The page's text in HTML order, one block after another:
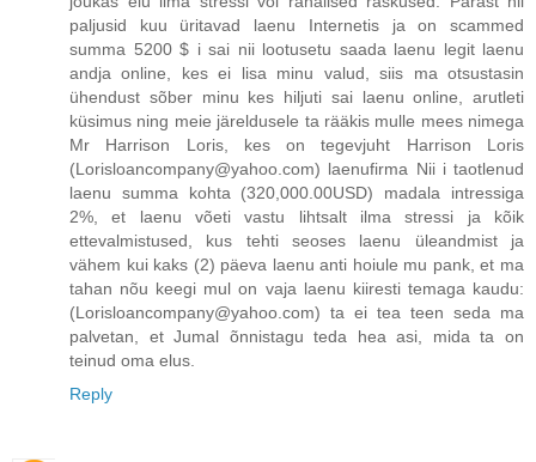
paljusid kuu üritavad laenu Internetis ja on scammed
summa 5200 $ i sai nii lootusetu saada laenu legit laenu
andja online, kes ei lisa minu valud, siis ma otsustasin
ühendust sõber minu kes hiljuti sai laenu online, arutleti
küsimus ning meie järeldusele ta rääkis mulle mees nimega
Mr Harrison Loris, kes on tegevjuht Harrison Loris
(Lorisloancompany@yahoo.com) laenufirma Nii i taotlenud
laenu summa kohta (320,000.00USD) madala intressiga
2%, et laenu võeti vastu lihtsalt ilma stressi ja kõik
ettevalmistused, kus tehti seoses laenu üleandmist ja
vähem kui kaks (2) päeva laenu anti hoiule mu pank, et ma
tahan nõu keegi mul on vaja laenu kiiresti temaga kaudu:
(Lorisloancompany@yahoo.com) ta ei tea teen seda ma
palvetan, et Jumal õnnistagu teda hea asi, mida ta on
teinud oma elus.
Reply